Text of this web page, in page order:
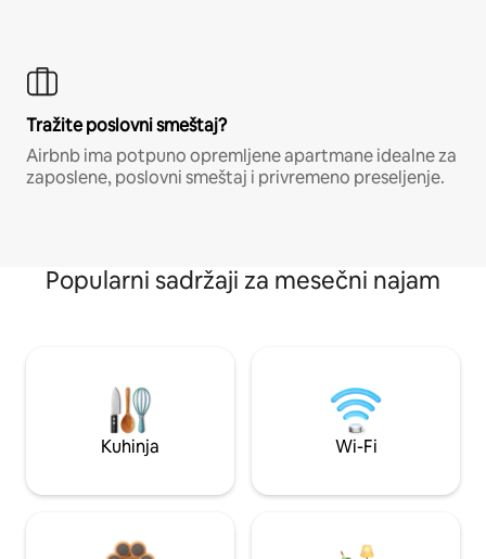
Tražite poslovni smeštaj?
Airbnb ima potpuno opremljene apartmane idealne za
zaposlene, poslovni smeštaj i privremeno preseljenje.
Popularni sadržaji za mesečni najam
Kuhinja Wi-Fi